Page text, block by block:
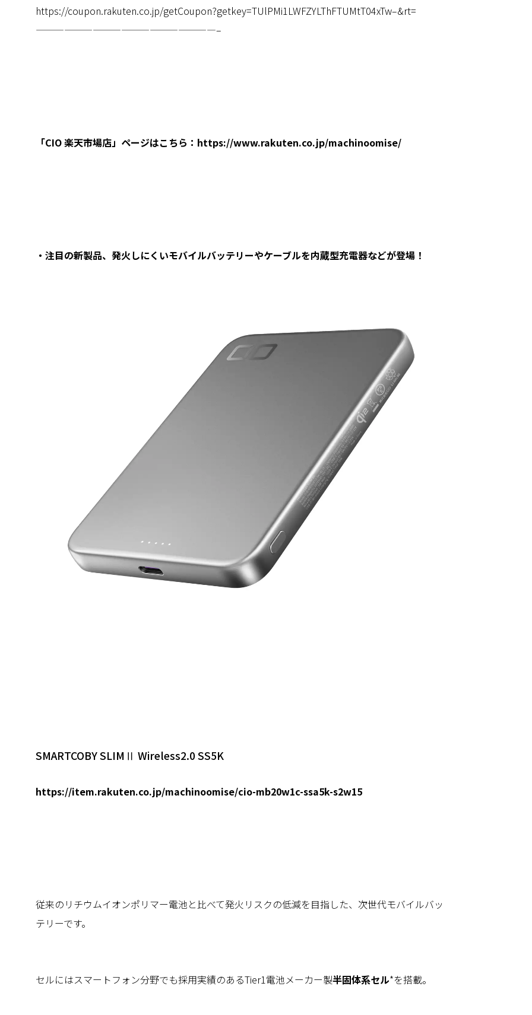
https://coupon.rakuten.co.jp/getCoupon?getkey=TUlPMi1LWFZYLThFTUMtT04xTw–&rt=
———————————————————–
「CIO 楽天市場店」ページはこちら： https://www.rakuten.co.jp/machinoomise/
・注目の新製品、発火しにくいモバイルバッテリーやケーブルを内蔵型充電器などが登場！
SMARTCOBY SLIMⅡ Wireless2.0 SS5K
https://item.rakuten.co.jp/machinoomise/cio-mb20w1c-ssa5k-s2w15
従来のリチウムイオンポリマー電池と比べて発火リスクの低減を目指した、次世代モバイルバッ
テリーです。
セルにはスマートフォン分野でも採用実績のあるTier1電池メーカー製半固体系セル*を搭載。